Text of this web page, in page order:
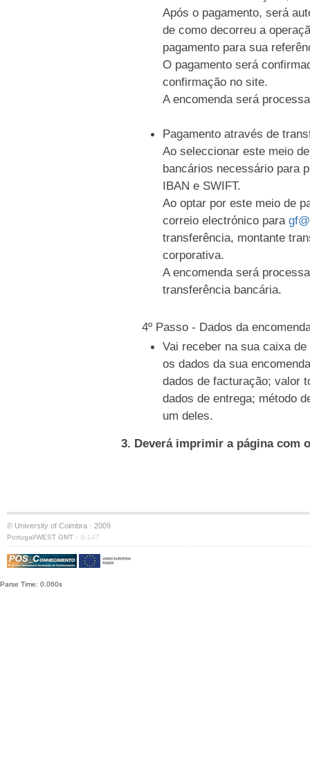
Após o pagamento, será
de como decorreu a
pagamento para sua
O pagamento será
confirmação no site.
A encomenda será
Pagamento através de
Ao seleccionar este meio
bancários necessário para
IBAN e SWIFT.
Ao optar por este meio de
correio electrónico para
transferência, montante
corporativa.
A encomenda será
transferência bancária.
4º Passo - Dados da
Vai receber na sua caixa
os dados da sua
dados de facturação; valor
dados de entrega; método
um deles.
3. Deverá imprimir a página com
© University of Coimbra · 2009
Portugal/WEST GMT · S:147
Parse Time: 0.060s